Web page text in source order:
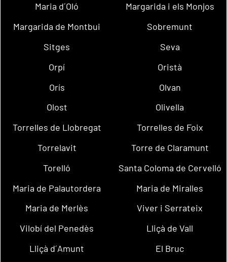
Maria d´Oló
Margarida i els Monjos
Margarida de Montbui
Sobremunt
Sitges
Seva
Orpí
Oristà
Orís
Olvan
Olost
Olivella
Torrelles de Llobregat
Torrelles de Foix
Torrelavit
Torre de Claramunt
Torelló
Santa Coloma de Cervelló
Maria de Palautordera
Maria de Miralles
Maria de Merlès
Viver i Serrateix
Vilobí del Penedès
Lliçà de Vall
Lliçà d´Amunt
El Bruc